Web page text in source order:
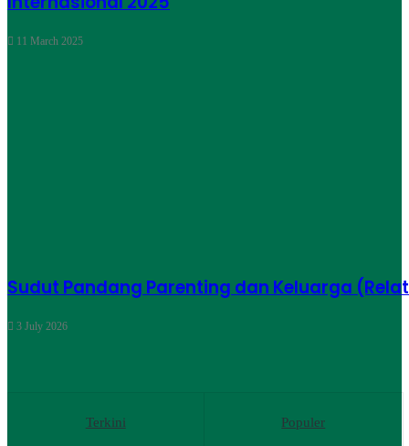
11 March 2025
Sudut Pandang Parenting dan Keluarga
3 July 2026
Terkini Populer